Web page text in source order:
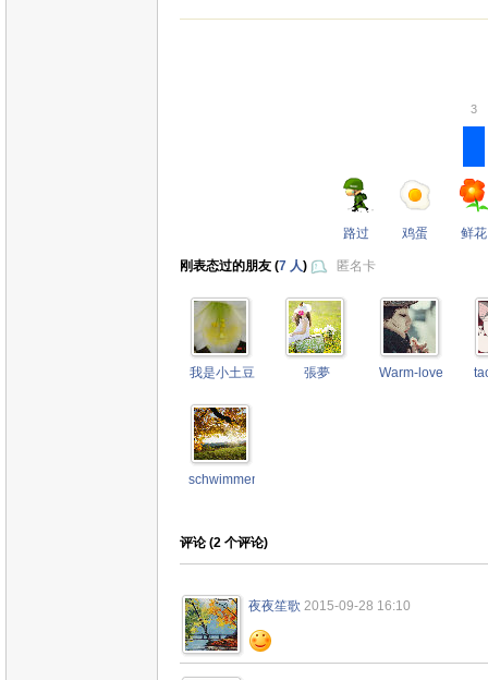
路过 鸡蛋
3
鲜花
刚表态过的朋友 (7 人) 匿名卡
我是小土豆 張夢 Warm-love
schwimmengool
评论 (2 个评论)
夜夜笙歌 2015-09-28 16:10